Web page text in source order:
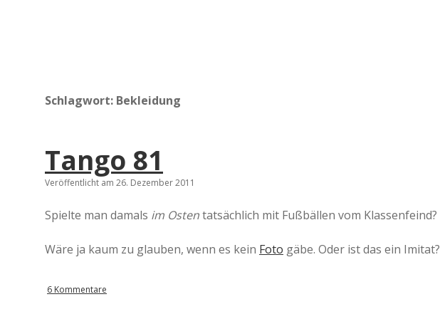
d
e
Schlagwort: Bekleidung
Tango 81
Veröffentlicht am 26. Dezember 2011
Spielte man damals im Ostentatsächlich mit Fußbällen vom Klassenfeind?
Wäre ja kaum zu glauben, wenn es kein Foto gäbe. Oder ist das ein Imitat?
6 Kommentare